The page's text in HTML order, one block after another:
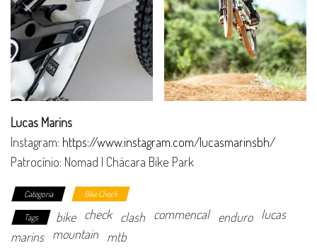
Lucas Marins
Instagram: https://www.instagram.com/lucasmarinsbh/
Patrocínio: Nomad | Chácara Bike Park
Categoria Bike Check
Tags bike check clash commencal enduro lucas
marins mountain mtb